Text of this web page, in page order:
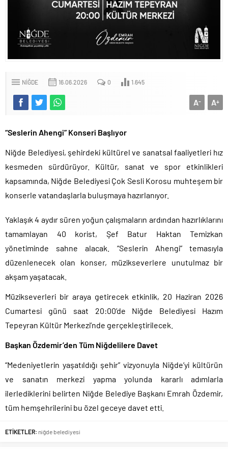
NIĞDE 16.06.2026 0 1.645
A+
A-
“Seslerin Ahengi” Konseri Başlıyor
Niğde Belediyesi, şehirdeki kültürel ve sanatsal faaliyetleri hız
kesmeden sürdürüyor. Kültür, sanat ve spor etkinlikleri
kapsamında, Niğde Belediyesi Çok Sesli Korosu muhteşem bir
konserle vatandaşlarla buluşmaya hazırlanıyor.
Yaklaşık 4 aydır süren yoğun çalışmaların ardından hazırlıklarını
tamamlayan 40 korist, Şef Batur Haktan Temizkan
yönetiminde sahne alacak. “Seslerin Ahengi” temasıyla
düzenlenecek olan konser, müzikseverlere unutulmaz bir
akşam yaşatacak.
Müzikseverleri bir araya getirecek etkinlik, 20 Haziran 2026
Cumartesi günü saat 20:00’de Niğde Belediyesi Hazım
Tepeyran Kültür Merkezi’nde gerçekleştirilecek.
Başkan Özdemir’den Tüm Niğdelilere Davet
“Medeniyetlerin yaşatıldığı şehir” vizyonuyla Niğde’yi kültürün
ve sanatın merkezi yapma yolunda kararlı adımlarla
ilerlediklerini belirten Niğde Belediye Başkanı Emrah Özdemir,
tüm hemşehrilerini bu özel geceye davet etti.
ETİKETLER: niğde belediyesi